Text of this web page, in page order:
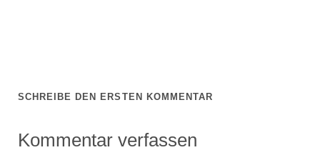
SCHREIBE DEN ERSTEN KOMMENTAR
Kommentar verfassen